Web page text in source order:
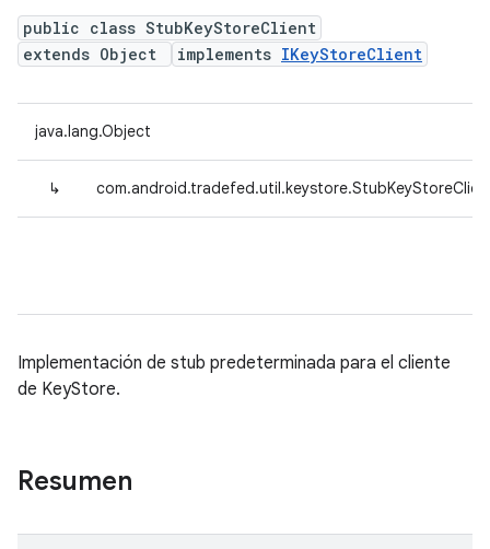
public class StubKeyStoreClient
extends Object
implements IKeyStoreClient
java.lang.Object
↳
Implementación de stub predeterminada para el cliente
de KeyStore.
Resumen